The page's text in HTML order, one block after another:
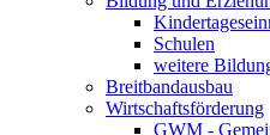
Schulen
weitere
Breitbandausbau
Wirtschaftsförderung
GWM -